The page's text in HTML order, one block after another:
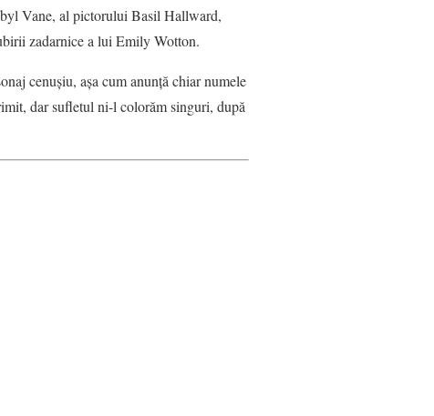
Vane, al pictorului Basil Hallward,
zadarnice a lui Emily Wotton.
cenuşiu, aşa cum anunţă chiar numele
dar sufletul ni-l colorăm singuri, după